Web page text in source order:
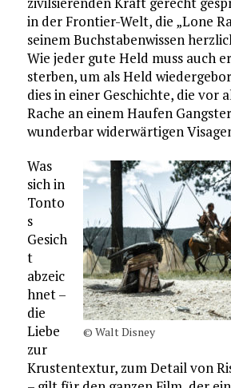
in der Frontier-Welt, die „Lone
seinem Buchstabenwissen
Wie jeder gute Held muss auch
sterben, um als Held
dies in einer Geschichte, die vor
Rache an einem Haufen
wunderbar widerwärtigen
© Walt Disney
Was
sich in
Tonto
s
Gesich
t
abzeic
hnet –
die
Liebe
zur
Krustentextur, zum Detail von